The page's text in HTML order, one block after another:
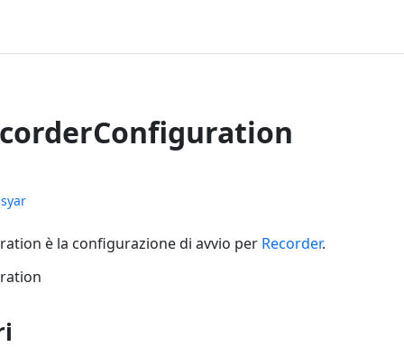
è la configurazione di avvio per Recorder.